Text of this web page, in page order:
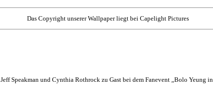
Das Copyright unserer Wallpaper liegt bei Capelight Pictures
Speakman und Cynthia Rothrock zu Gast bei dem Fanevent „Bolo Yeung